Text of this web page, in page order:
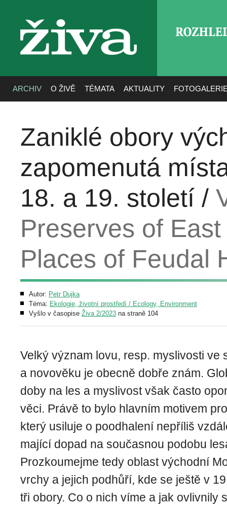
živa
ARCHIV O ŽIVĚ TÉMATA AKTUALITY
Zaniklé obory
zapomenutá
18. a 19. století /
Preserves of
Places of Feudal
Autor: Petr Dujka
Téma: Ekologie, životní prostředí / Ecology, Environment
Vyšlo v časopise Živa 2/2023 na straně 104
Velký význam lovu, resp. myslivosti ve
a novověku je obecně dobře znám.
doby na les a myslivost však často
věci. Právě to bylo hlavním motivem
který usiluje o poodhalení nepříliš
mající dopad na současnou podobu
Prozkoumejme tedy oblast východní
vrchy a jejich podhůří, kde se ještě v
tři obory. Co o nich víme a jak ovlivnily